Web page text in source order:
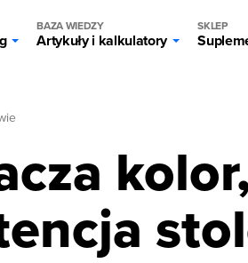
BAZA WIEDZY
Artykuły i kalkulatory
SKLEP